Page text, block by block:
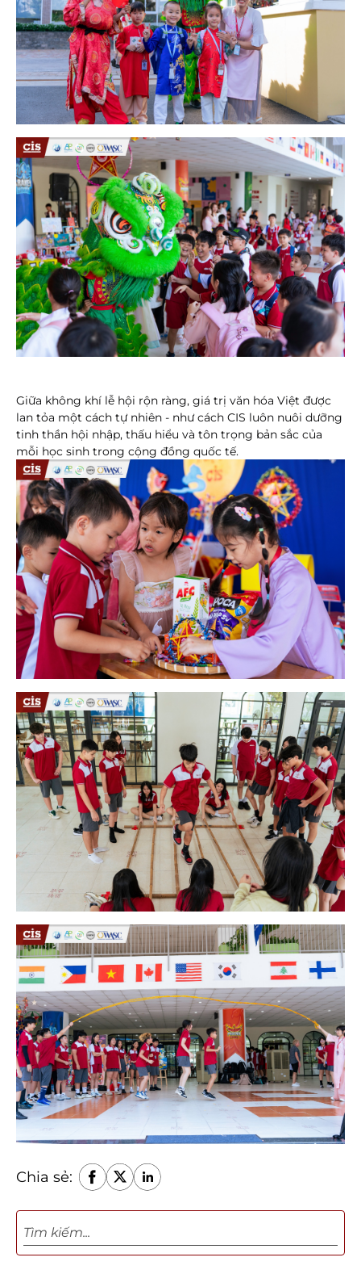
Giữa không khí lễ hội rộn ràng, giá trị văn hóa Việt được
lan tỏa một cách tự nhiên - như cách CIS luôn nuôi dưỡng
tinh thần hội nhập, thấu hiểu và tôn trọng bản sắc của
mỗi học sinh trong cộng đồng quốc tế.
Chia sẻ: